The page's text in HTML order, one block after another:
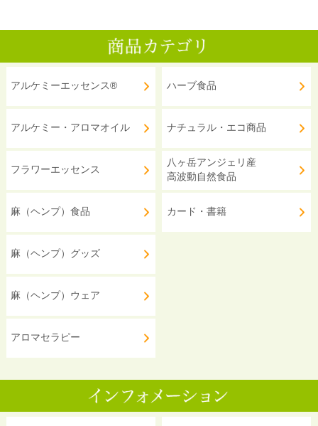
アルケミーエッセンス®
アルケミー・アロマオイル
フラワーエッセンス
麻（ヘンプ）食品
麻（ヘンプ）グッズ
麻（ヘンプ）ウェア
アロマセラピー
ハーブ食品
ナチュラル・エコ商品
八ヶ岳アンジェリ産
高波動自然食品
カード・書籍